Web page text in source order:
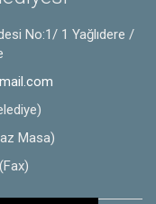
No:1/ 1 Yağlıdere /
Masa)